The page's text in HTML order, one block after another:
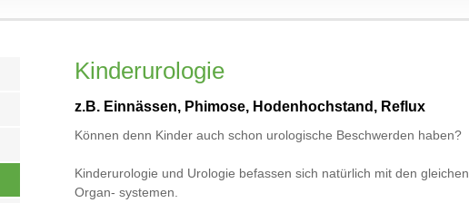
Kinderurologie
z.B. Einnässen, Phimose, Hodenhochstand, Reflux
Können denn Kinder auch schon urologische Beschwerden haben?
Kinderurologie und Urologie befassen sich natürlich mit den gleichen
Organ- systemen.